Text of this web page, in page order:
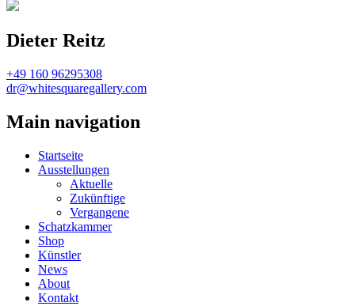
Dieter Reitz
+49 160 96295308
dr@whitesquaregallery.com
Main navigation
Startseite
Ausstellungen
Aktuelle
Zukünftige
Vergangene
Schatzkammer
Shop
Künstler
News
About
Kontakt